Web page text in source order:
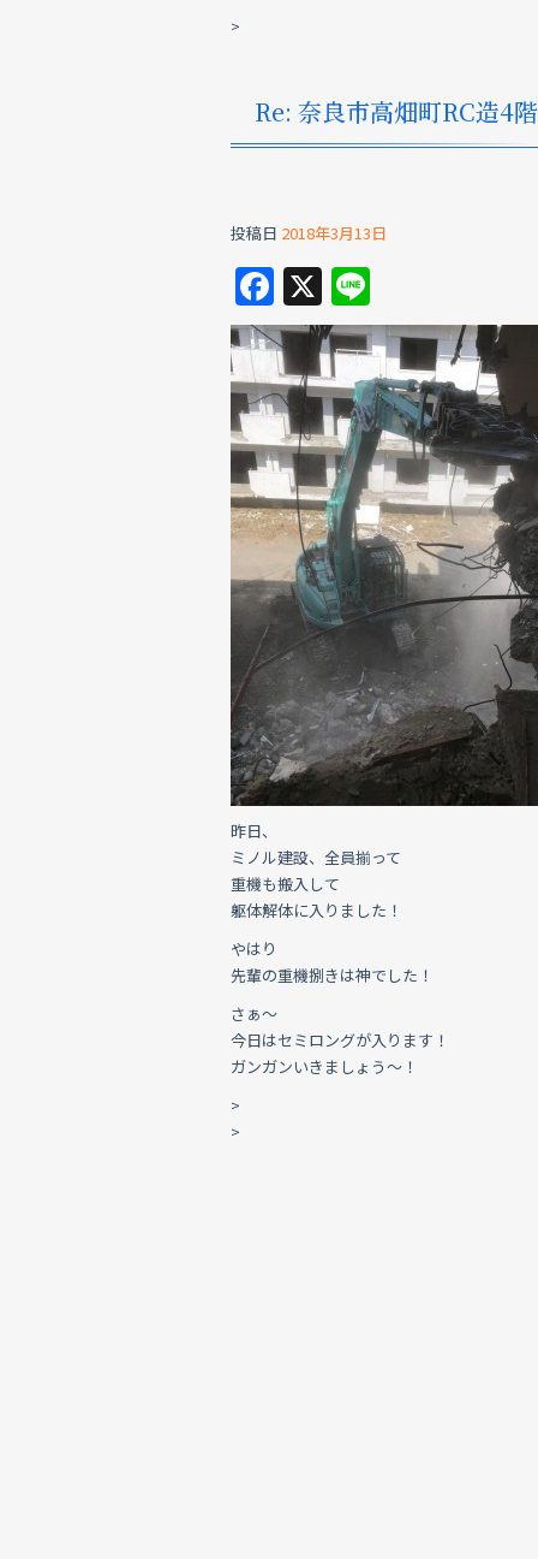
>
Re: 奈良市高畑町RC造4
投稿日 2018年3月13日
F
a
c
e
b
o
o
k
X
n
e
昨日、
ミノル建設、全員揃って
重機も搬入して
躯体解体に入りました！
やはり
先輩の重機捌きは神でした！
さぁ〜
今日はセミロングが入ります！
ガンガンいきましょう〜！
>
>